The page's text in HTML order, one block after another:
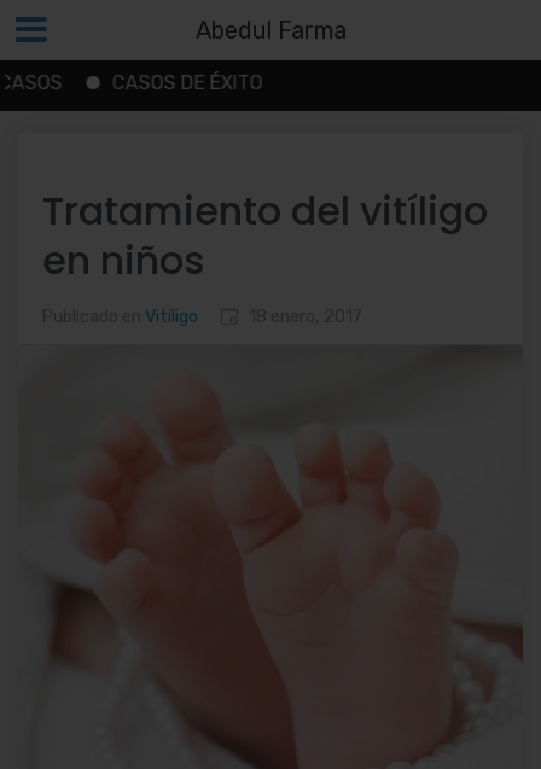
CASOS DE ÉXITO
Tratamiento del vitíligo
en niños
Vitíligo
Abedul Farma